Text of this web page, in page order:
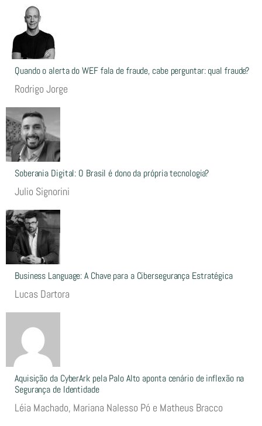
Quando o alerta do WEF fala de fraude, cabe perguntar: qual fraude?
Rodrigo Jorge
Soberania Digital: O Brasil é dono da própria tecnologia?
Julio Signorini
Business Language: A Chave para a Cibersegurança Estratégica
Lucas Dartora
Aquisição da CyberArk pela Palo Alto aponta cenário de inflexão na
Segurança de Identidade
Léia Machado, Mariana Nalesso Pó e Matheus Bracco